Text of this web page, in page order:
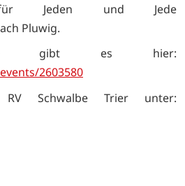
für Jeden und Jede
Pluwig.
gibt es hier:
2603580
Schwalbe Trier unter: